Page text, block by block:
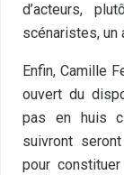
d’acteurs,
scénaristes, un
Enfin, Camille
ouvert du
pas en huis
suivront
pour